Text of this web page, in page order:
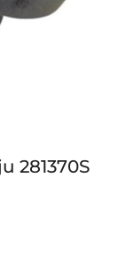
281370S